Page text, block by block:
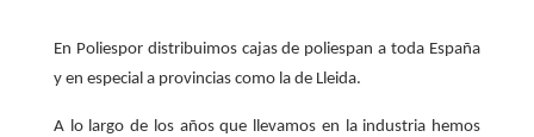
En Poliespor distribuimos cajas de poliespan a toda España
y en especial a provincias como la de Lleida.
A lo largo de los años que llevamos en la industria hemos